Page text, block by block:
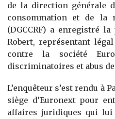
de la direction générale
consommation et de la
(DGCCRF) a enregistré
Robert, représentant
contre la société
discriminatoires et abus
L’enquêteur s’est rendu à
siège d’Euronext pour
affaires juridiques qui